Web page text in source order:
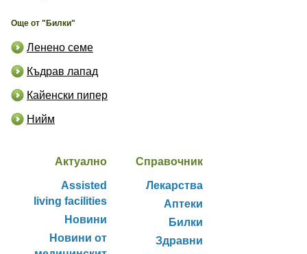
Още от "Билки"
Ленено семе
Къдрав лапад
Кайенски пипер
Нийм
Актуално
Assisted
living facilities
Новини
Новини от
Справочник
Лекарства
Аптеки
Билки
Здравни